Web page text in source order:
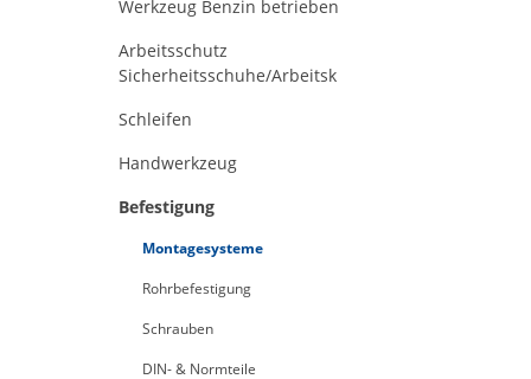
Werkzeug Benzin betrieben
Arbeitsschutz
Sicherheitsschuhe/Arbeitsk
Schleifen
Handwerkzeug
Befestigung
Montagesysteme
Rohrbefestigung
Schrauben
DIN- & Normteile